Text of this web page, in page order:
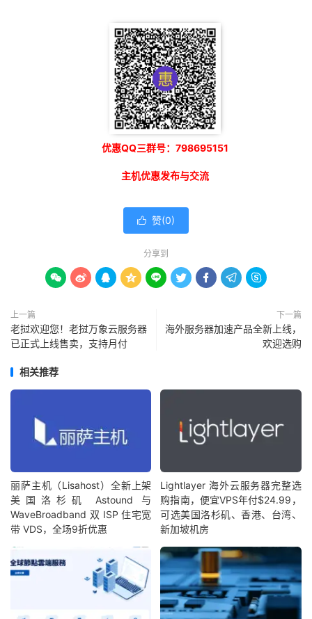
优惠QQ三群号：798695151
主机优惠发布与交流
 赞(0)
分享到
        
上一篇
老挝欢迎您！老挝万象云服务器
已正式上线售卖，支持月付
下一篇
海外服务器加速产品全新上线，
欢迎选购
相关推荐
丽萨主机（Lisahost）全新上架
美国洛杉矶 Astound 与
WaveBroadband 双 ISP 住宅宽
带 VDS，全场9折优惠
Lightlayer 海外云服务器完整选
购指南，便宜VPS年付$24.99，
可选美国洛杉矶、香港、台湾、
新加坡机房